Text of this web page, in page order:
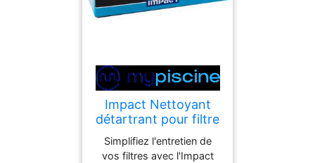
Impact Nettoyant
détartrant pour filtre
Clean Filter Tab -
Pastilles 18g
Simplifiez l'entretien de
vos filtres avec l'Impact